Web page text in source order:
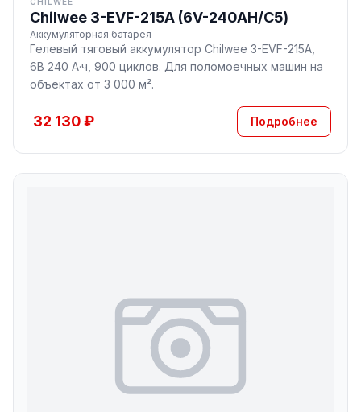
Chilwee 3-EVF-215A (6V-240AH/С5)
Аккумуляторная батарея
Гелевый тяговый аккумулятор Chilwee 3-EVF-215A,
6В 240 А·ч, 900 циклов. Для поломоечных машин на
объектах от 3 000 м².
32 130 ₽ Подробнее